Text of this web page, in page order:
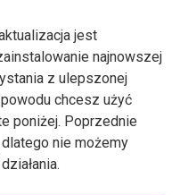
jest
najnowszej
z ulepszonej
chcesz użyć
poniżej. Poprzednie
nie możemy